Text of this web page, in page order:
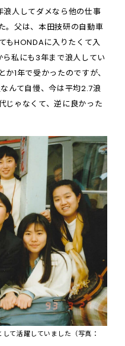
浪人してダメなら他の仕事
。父は、本田技研の自動車
もHONDAに入りたくて入
私にも3年まで浪人してい
1年で受かったのですが、
んて自慢、今は平均2.7浪
じゃなくて、逆に良かった
て活躍していました（写真：